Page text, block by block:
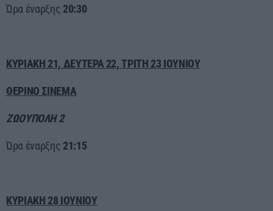
Ώρα έναρξης 20:30
ΚΥΡΙΑΚΗ 21, ΔΕΥΤΕΡΑ 22, ΤΡΙΤΗ 23 ΙΟΥΝΙΟΥ
ΘΕΡΙΝΟ ΣΙΝΕΜΑ
ΖΩΟΥΠΟΛΗ 2
Ώρα έναρξης 21:15
ΚΥΡΙΑΚΗ 28 ΙΟΥΝΙΟΥ